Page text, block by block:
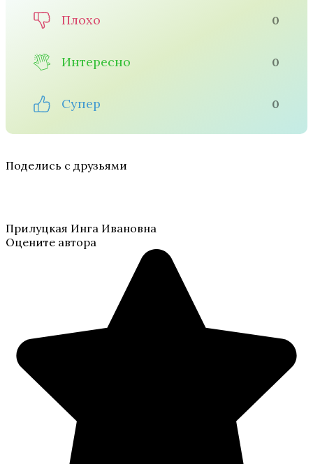
Плохо 0
Интересно 0
Супер 0
Поделись с друзьями
Прилуцкая Инга Ивановна
Оцените автора